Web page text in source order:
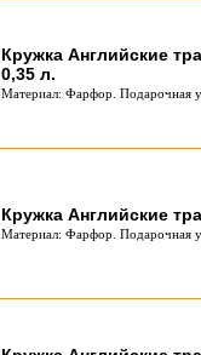
Кружка Английские
0,35 л.
Материал: Фарфор. Подарочная
Кружка Английские
Материал: Фарфор. Подарочная